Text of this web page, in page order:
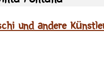
und andere